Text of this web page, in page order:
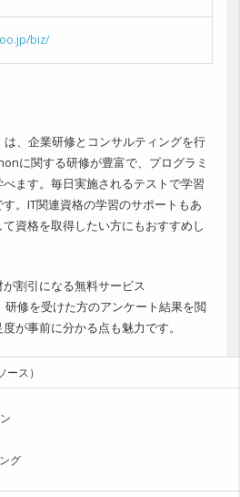
biz/
、企業研修とコンサルティングを行
に関する研修が豊富で、プログラミ
ます。毎日実施されるテストで学習
。IT関連資格の学習のサポートもあ
資格を取得したい方にもおすすめし
割引になる無料サービス
研修を受けた方のアンケート結果を閲
が事前に分かる点も魅力です。
ス）
グ